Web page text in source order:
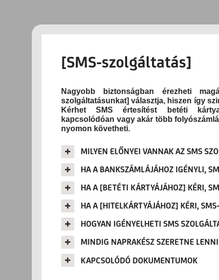
[SMS-szolgáltatás]
Nagyobb biztonságban érezheti
szolgáltatásunkat] választja, hiszen így
Kérhet SMS értesítést betéti kártya-
kapcsolódóan vagy akár több
nyomon követheti.
MILYEN ELŐNYEI VANNAK AZ SMS
HA A BANKSZÁMLÁJÁHOZ IGÉNYLI,
HA A [BETÉTI KÁRTYÁJÁHOZ] KÉRI,
HA A [HITELKÁRTYÁJÁHOZ] KÉRI,
HOGYAN IGÉNYELHETI SMS
MINDIG NAPRAKÉSZ SZERETNE
KAPCSOLÓDÓ DOKUMENTUMOK